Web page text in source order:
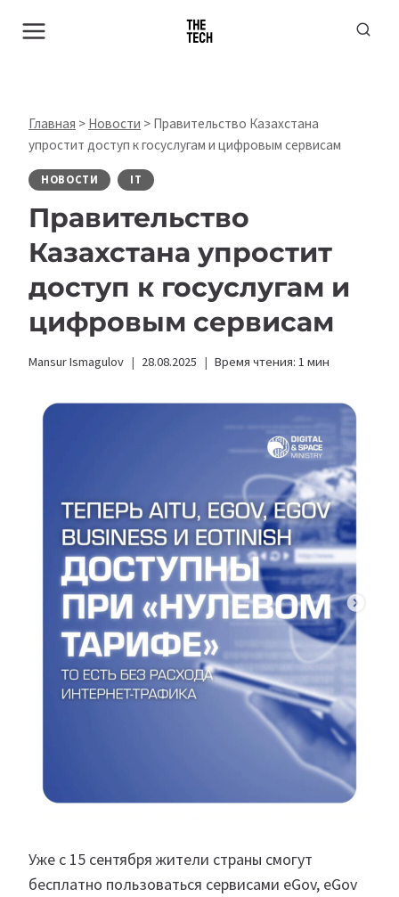
Главная > Новости > Правительство Казахстана
упростит доступ к госуслугам и цифровым сервисам
НОВОСТИ IT
Правительство
Казахстана упростит
доступ к госуслугам и
цифровым сервисам
Mansur Ismagulov 28.08.2025 Время чтения: 1 мин
Уже с 15 сентября жители страны смогут
бесплатно пользоваться сервисами eGov, eGov